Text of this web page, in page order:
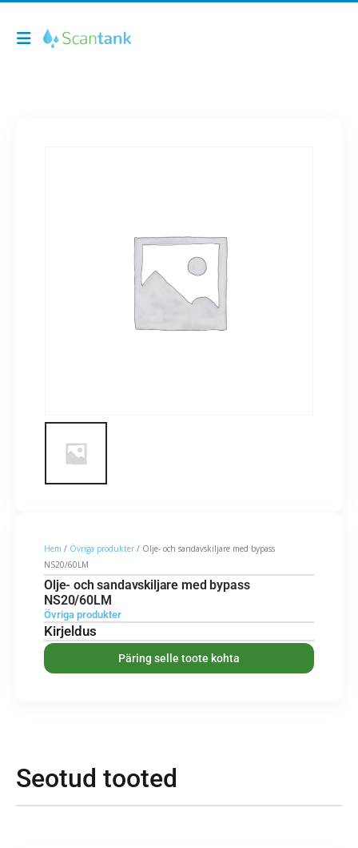
Hem / Övriga produkter / Olje- och sandavskiljare med bypass
NS20/60LM
Olje- och sandavskiljare med bypass
NS20/60LM
Övriga produkter
Kirjeldus
Päring selle toote kohta
Seotud tooted